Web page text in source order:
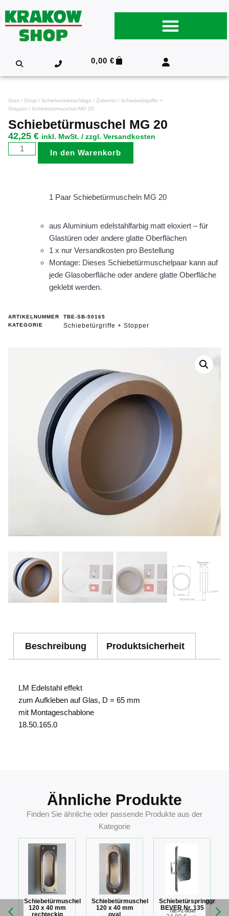
0,00€
Start / Shop / Schiebetürbeschläge / Zubehör / Schiebetürgriffe +
Stopper / Schiebetürmuschel MG 20
Schiebetürmuschel MG 20
42,25 € inkl. MwSt. / zzgl. Versandkosten
In den Warenkorb
1 Paar Schiebetürmuscheln MG 20
aus Aluminium edelstahlfarbig matt eloxiert – für
Glastüren oder andere glatte Oberflächen
1 x nur Versandkosten pro Bestellung
Montage: Dieses Schiebetürmuschelpaar kann auf
jede Glasoberfläche oder andere glatte Oberfläche
geklebt werden.
ARTIKELNUMMER
TBE-SB-50165
KATEGORIE
Schiebetürgriffe + Stopper
Beschreibung Produktsicherheit
LM Edelstahl effekt
zum Aufkleben auf Glas, D = 65 mm
mit Montageschablone
18.50.165.0
Ähnliche Produkte
Finden Sie ähnliche oder passende Produkte aus der
Kategorie
Schiebetürmuschel
120 x 40 mm
Schiebetürmuschel
120 x 40 mm
Schiebetürspringgriff
BEVER Nr. 135
TBE-PZ-06145